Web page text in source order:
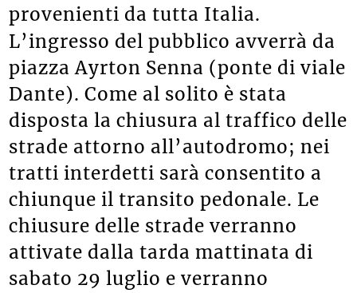
provenienti da tutta Italia.
L’ingresso del pubblico avverrà da
piazza Ayrton Senna (ponte di viale
Dante). Come al solito è stata
disposta la chiusura al traffico delle
strade attorno all’autodromo; nei
tratti interdetti sarà consentito a
chiunque il transito pedonale. Le
chiusure delle strade verranno
attivate dalla tarda mattinata di
sabato 29 luglio e verranno